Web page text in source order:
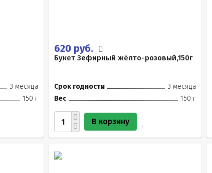
3 месяца
150 г
620 руб.
Букет Зефирный жёлто-розовый,150г
Срок годности
3 месяца
Вес
150 г
В корзину